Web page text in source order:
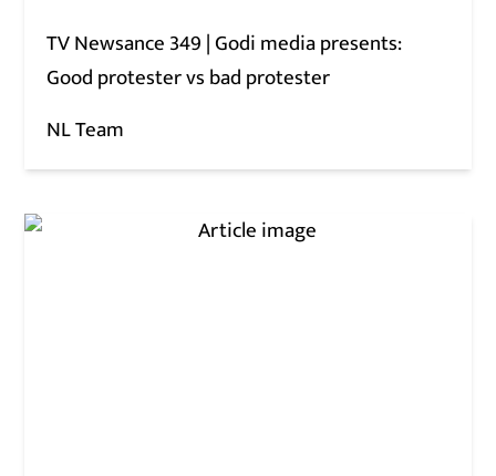
TV Newsance 349 | Godi media presents:
Good protester vs bad protester
NL Team